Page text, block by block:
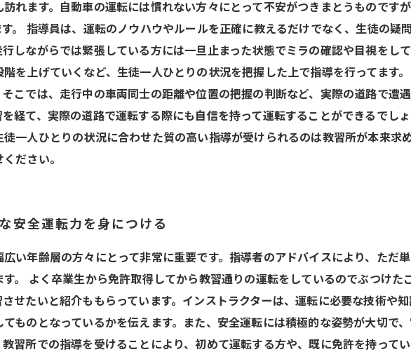
れます。自動車の運転には慣れない方々にとって不安がつきまとうものです
。 指導員は、運転のノウハウやルールを正確に教えるだけでなく、生徒の疑
しながらでは緊張している方には一旦止まった状態でミラの確認や目視をし
を上げていくなど、生徒一人ひとりの状況を把握した上で指導を行ってます
こでは、走行中の車両同士の距離や位置の把握の判断など、実際の道路で遭
経て、実際の道路で運転する際にも自信を持って運転することができるでし
一人ひとりの状況に合わせた質の高い指導が受けられるのは教習所が本来求
ださい。
安全運転力を身につける
い年齢層の方々にとって非常に重要です。指導者のアドバイスにより、ただ
。 よく卒業生から免許取得してから教習通りの運転をしているのでぶつけた
せたいと紹介ももらっています。インストラクターは、運転に必要な技術や
ものとなっているかを伝えます。また、安全運転には積極的な姿勢が大切で
習所での指導を受けることにより、初めて運転する方や、既に免許を持って